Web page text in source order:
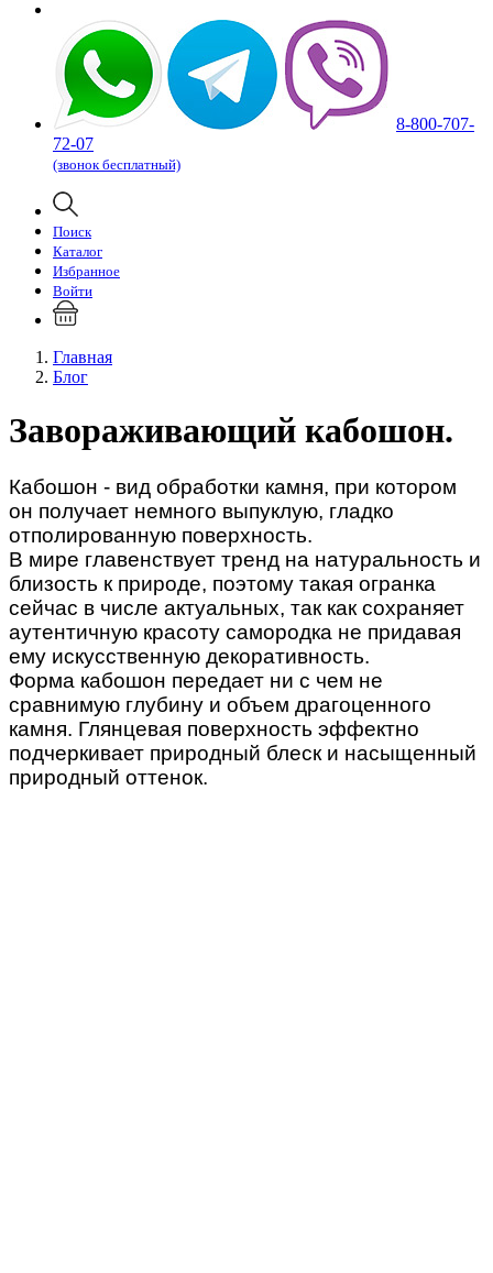
8-800-707-
72-07
(звонок бесплатный)
Поиск
Каталог
Избранное
Войти
Главная
Блог
Завораживающий кабошон.
Кабошон - вид обработки камня, при котором
он получает немного выпуклую, гладко
отполированную поверхность.
В мире главенствует тренд на натуральность и
близость к природе, поэтому такая огранка
сейчас в числе актуальных, так как сохраняет
аутентичную красоту самородка не придавая
ему искусственную декоративность.
Форма кабошон передает ни с чем не
сравнимую глубину и объем драгоценного
камня. Глянцевая поверхность эффектно
подчеркивает природный блеск и насыщенный
природный оттенок.